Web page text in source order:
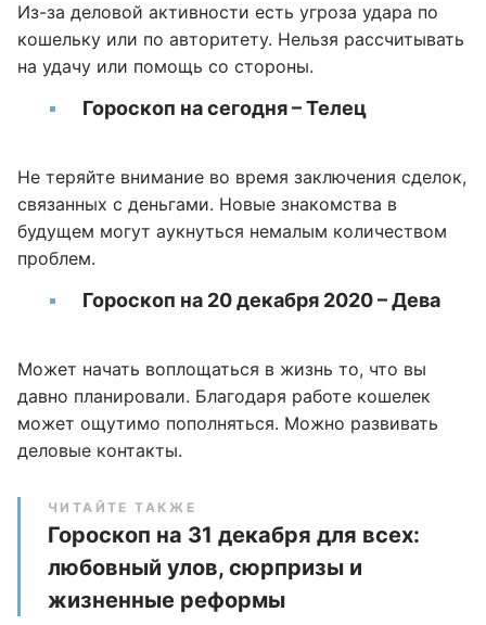
Из-за деловой активности есть угроза удара по
кошельку или по авторитету. Нельзя рассчитывать
на удачу или помощь со стороны.
Гороскоп на сегодня – Телец
Не теряйте внимание во время заключения сделок,
связанных с деньгами. Новые знакомства в
будущем могут аукнуться немалым количеством
проблем.
Гороскоп на 20 декабря 2020 – Дева
Может начать воплощаться в жизнь то, что вы
давно планировали. Благодаря работе кошелек
может ощутимо пополняться. Можно развивать
деловые контакты.
ЧИТАЙТЕ ТАКЖЕ
Гороскоп на 31 декабря для всех:
любовный улов, сюрпризы и
жизненные реформы